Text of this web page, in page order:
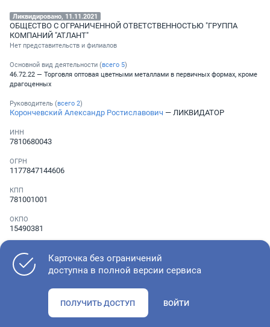
Ликвидировано, 11.11.2021
ОБЩЕСТВО С ОГРАНИЧЕННОЙ ОТВЕТСТВЕННОСТЬЮ "ГРУППА
КОМПАНИЙ "АТЛАНТ"
Нет представительств и филиалов
Основной вид деятельности (всего 5)
46.72.22 — Торговля оптовая цветными металлами в первичных формах, кроме
драгоценных
Руководитель (всего 2)
Корончевский Александр Ростиславович — ЛИКВИДАТОР
ИНН
7810680043
ОГРН
1177847144606
КПП
781001001
ОКПО
15490381
░ ░░░ ░░░░░░░
Как оценить состояние компании
Карточка без ограничений
доступна в полной версии сервиса
ПОЛУЧИТЬ ДОСТУП ВОЙТИ